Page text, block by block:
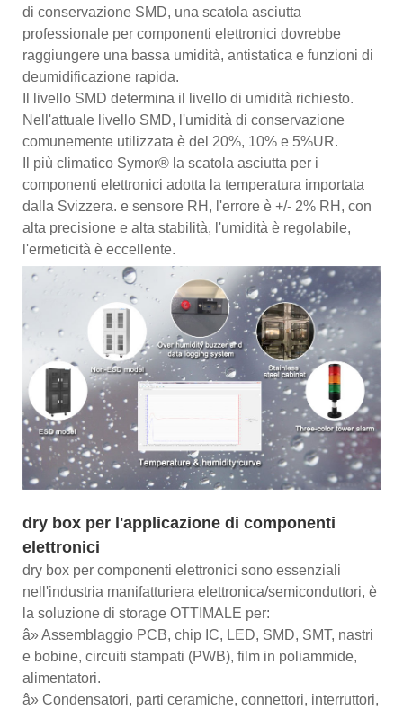
di conservazione SMD, una scatola asciutta
professionale per componenti elettronici dovrebbe
raggiungere una bassa umidità, antistatica e funzioni di
deumidificazione rapida.
Il livello SMD determina il livello di umidità richiesto.
Nell'attuale livello SMD, l'umidità di conservazione
comunemente utilizzata è del 20%, 10% e 5%UR.
Il più climatico Symor® la scatola asciutta per i
componenti elettronici adotta la temperatura importata
dalla Svizzera. e sensore RH, l'errore è +/- 2% RH, con
alta precisione e alta stabilità, l'umidità è regolabile,
l'ermeticità è eccellente.
dry box per l'applicazione di componenti
elettronici
dry box per componenti elettronici sono essenziali
nell'industria manifatturiera elettronica/semiconduttori, è
la soluzione di storage OTTIMALE per:
â» Assemblaggio PCB, chip IC, LED, SMD, SMT, nastri
e bobine, circuiti stampati (PWB), film in poliammide,
alimentatori.
â» Condensatori, parti ceramiche, connettori, interruttori,